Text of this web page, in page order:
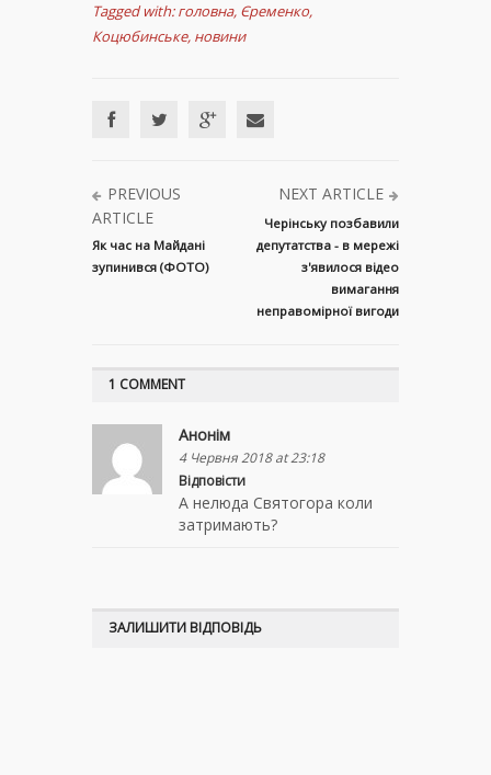
Tagged with: головна, Єременко,
Коцюбинське, новини
PREVIOUS
ARTICLE
Як час на Майдані
зупинився (ФОТО)
NEXT ARTICLE
Черінську позбавили
депутатства - в мережі
з'явилося відео
вимагання
неправомірної вигоди
1 COMMENT
Анонім
4 Червня 2018 at 23:18
Відповісти
А нелюда Святогора коли
затримають?
ЗАЛИШИТИ ВІДПОВІДЬ